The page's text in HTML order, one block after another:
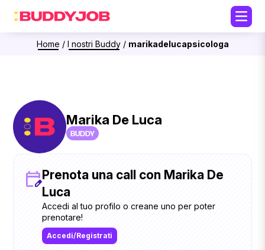
Home / I nostri Buddy/ marikadelucapsicologa
Marika De Luca
BUDDY
Prenota una call con Marika De
Luca
Accedi al tuo profilo o creane uno per poter
prenotare!
Accedi/Registrati